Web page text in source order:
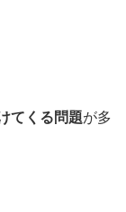
てくる問題が多